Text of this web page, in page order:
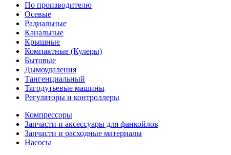
По производителю
Осевые
Радиальные
Канальные
Крышные
Компактные (Кулеры)
Бытовые
Дымоудаления
Тангенциальный
Тягодутьевые машины
Регуляторы и контроллеры
Компрессоры
Запчасти и аксессуары для фанкойлов
Запчасти и расходные материалы
Насосы